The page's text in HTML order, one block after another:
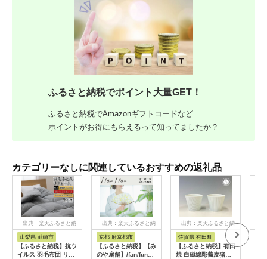
ふるさと納税でポイント大量GET！
ふるさと納税でAmazonギフトコードなど
ポイントがお得にもらえるって知ってましたか？
カテゴリーなしに関連しているおすすめの返礼品
出典：楽天ふるさと納
山梨県 韮崎市
【ふるさと納税】抗ウ
イルス 羽毛布団 リフ
出典：楽天ふるさと納
京都 府京都市
【ふるさと納税】【み
のや扇舗】/fan/fun扇
出典：楽天ふるさと納
佐賀県 有田町
【ふるさと納税】有田
焼 白磁線彫蕎麦猪口